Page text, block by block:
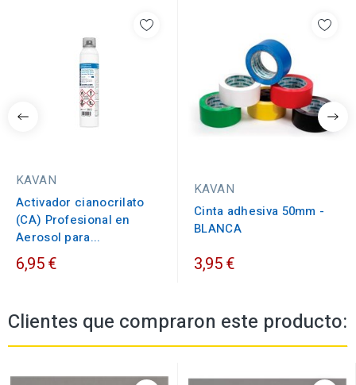
KAVAN
Activador cianocrilato
(CA) Profesional en
Aerosol para...
6,95 €
KAVAN
Cinta adhesiva 50mm -
BLANCA
3,95 €
Clientes que compraron este producto: